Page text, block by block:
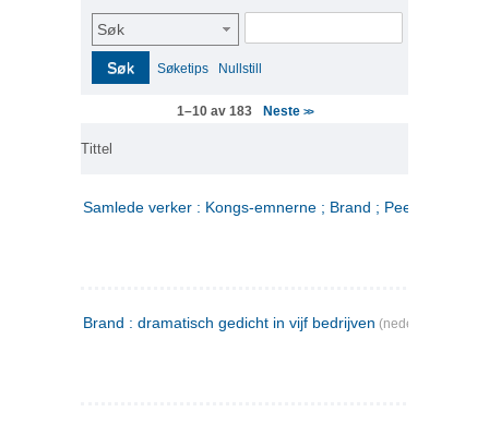
Søk
Søk Søketips Nullstill
1–10 av 183 Neste >>
Tittel
Samlede verker : Kongs-emnerne ; Brand ; Peer Gynt. 2
Brand : dramatisch gedicht in vijf bedrijven (nederlandsk)